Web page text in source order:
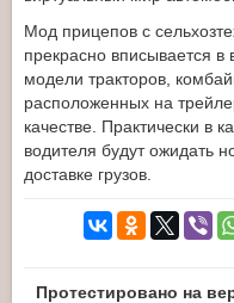
Мод прицепов с
прекрасно вписывается
модели тракторов,
расположенных на
качестве. Практически в
водителя будут ожидать
доставке грузов.
Протестировано на